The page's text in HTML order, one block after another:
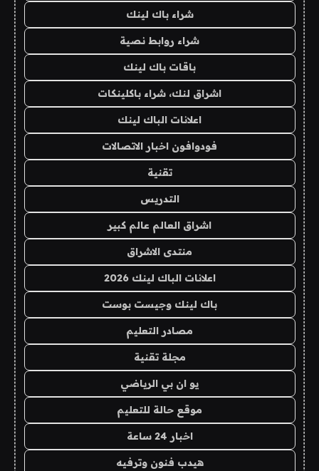
شراء باك لينك
شراء روابط نصية
باقات باك لينك
اشراق لنك، شراء باكلينكات
اعلانات الباك لينك
فودوافون اخبار الاتصالات
تقنية
التدريس
اشراق العالم عالم كبير
منتدى الاشراق
اعلانات الباك لينك 2026
باك لينك وجيست بوست
مصادر التعليم
مجلة تقنية
يو ان بي الرياضي
موقع حالة للتعليم
اخبار 24 ساعة
هيدب فنون وترفيه